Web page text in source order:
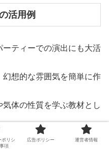
活用例
ーティーでの演出にも大活
想的な雰囲気を簡単に作
体の性質を学ぶ教材とし
舞台演出などでもドライ
ポリシ
項
広告ポリシー 運営者情報